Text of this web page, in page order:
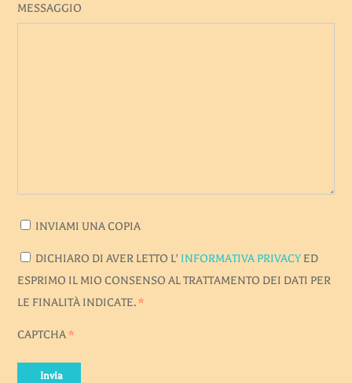
MESSAGGIO
INVIAMI UNA COPIA
DICHIARO DI AVER LETTO L' INFORMATIVA PRIVACY ED
ESPRIMO IL MIO CONSENSO AL TRATTAMENTO DEI DATI PER
LE FINALITÀ INDICATE. *
CAPTCHA *
Invia